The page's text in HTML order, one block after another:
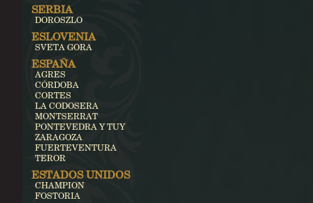
SERBIA
DOROSZLO
ESLOVENIA
SVETA GORA
ESPAÑA
AGRES
CÓRDOBA
CORTES
LA CODOSERA
MONTSERRAT
PONTEVEDRA Y TUY
ZARAGOZA
FUERTEVENTURA
TEROR
ESTADOS UNIDOS
CHAMPION
FOSTORIA